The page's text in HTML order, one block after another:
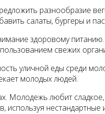
разнообразие
салаты, бургеры и
здоровому
свежих
уличной еды среди
молодых людей.
Молодежь любит
используя нестандартные